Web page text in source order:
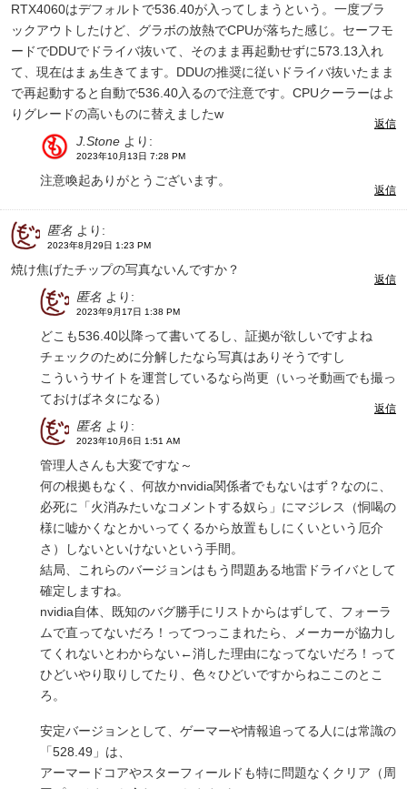
RTX4060はデフォルトで536.40が入ってしまうという。一度ブラ
ックアウトしたけど、グラボの放熱でCPUが落ちた感じ。セーフモ
ードでDDUでドライバ抜いて、そのまま再起動せずに573.13入れ
て、現在はまぁ生きてます。DDUの推奨に従いドライバ抜いたまま
で再起動すると自動で536.40入るので注意です。CPUクーラーはよ
りグレードの高いものに替えましたw
返信
J.Stone より:
2023年10月13日 7:28 PM
注意喚起ありがとうございます。
返信
匿名 より:
2023年8月29日 1:23 PM
焼け焦げたチップの写真ないんですか？
返信
匿名 より:
2023年9月17日 1:38 PM
どこも536.40以降って書いてるし、証拠が欲しいですよね
チェックのために分解したなら写真はありそうですし
こういうサイトを運営しているなら尚更（いっそ動画でも撮っ
ておけばネタになる）
返信
匿名 より:
2023年10月6日 1:51 AM
管理人さんも大変ですな～
何の根拠もなく、何故かnvidia関係者でもないはず？なのに、
必死に「火消みたいなコメントする奴ら」にマジレス（恫喝の
様に嘘かくなとかいってくるから放置もしにくいという厄介
さ）しないといけないという手間。
結局、これらのバージョンはもう問題ある地雷ドライバとして
確定しますね。
nvidia自体、既知のバグ勝手にリストからはずして、フォーラ
ムで直ってないだろ！ってつっこまれたら、メーカーが協力し
てくれないとわからない←消した理由になってないだろ！って
ひどいやり取りしてたり、色々ひどいですからねここのとこ
ろ。
安定バージョンとして、ゲーマーや情報追ってる人には常識の
「528.49」は、
アーマードコアやスターフィールドも特に問題なくクリア（周